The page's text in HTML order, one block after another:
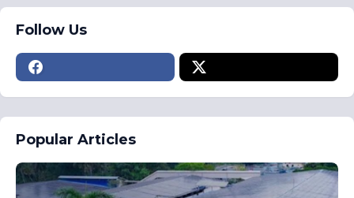
Follow Us
Popular Articles